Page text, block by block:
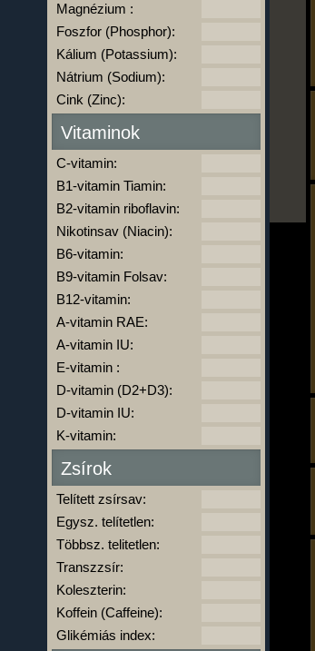
kalóriabázis.hu
Magnézium :
Foszfor (Phosphor):
Kálium (Potassium):
Nátrium (Sodium):
Cink (Zinc):
Vitaminok
C-vitamin:
B1-vitamin Tiamin:
B2-vitamin riboflavin:
Nikotinsav (Niacin):
B6-vitamin:
B9-vitamin Folsav:
B12-vitamin:
A-vitamin RAE:
A-vitamin IU:
E-vitamin :
D-vitamin (D2+D3):
D-vitamin IU:
K-vitamin:
Zsírok
Telített zsírsav:
Egysz. telítetlen:
Többsz. telitetlen:
Transzzsír:
Koleszterin:
Koffein (Caffeine):
Glikémiás index: